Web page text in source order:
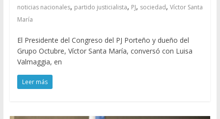
noticias nacionales, partido justicialista, PJ, sociedad, Víctor Santa
María
El Presidente del Congreso del PJ Porteño y dueño del
Grupo Octubre, Víctor Santa María, conversó con Luisa
Valmaggia, en
Leer más